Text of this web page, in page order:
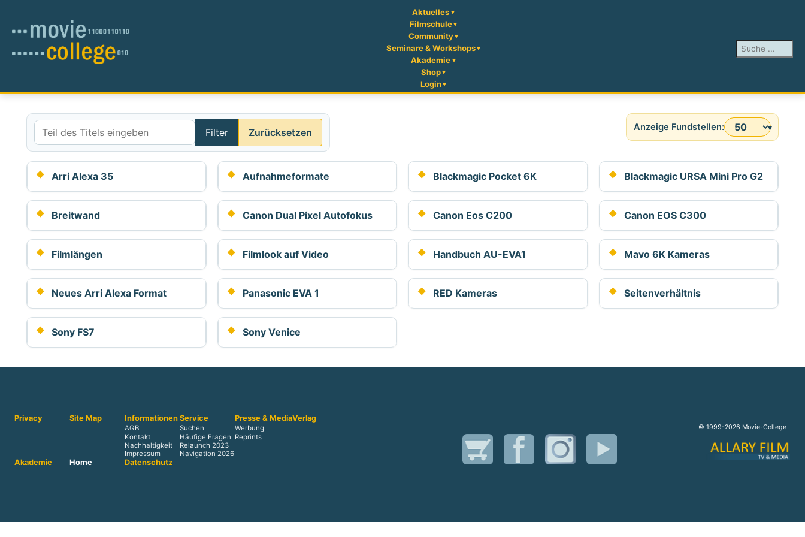
Aktuelles
Filmschule
Community
Seminare & Workshops
Akademie
Shop
Login
Suchen ...
Teil des Titels eingeben
Filter Zurücksetzen Anzeige #
Arri Alexa 35 Aufnahmeformate Blackmagic Pocket 6K Blackmagic URSA Mini Pro G2
Breitwand Canon Dual Pixel Autofokus Canon Eos C200 Canon EOS C300
Filmlängen Filmlook auf Video Handbuch AU-EVA1 Mavo 6K Kameras
Neues Arri Alexa Format Panasonic EVA 1 RED Kameras Seitenverhältnis
Sony FS7 Sony Venice
Privacy Site Map Informationen
AGB
Kontakt
Nachhaltigkeit
Impressum
Service
Suchen
Häufige Fragen
Relaunch 2023
Navigation 2026
Presse & Media
Werbung
Reprints
Verlag
Akademie Home Datenschutz
© 1999-2026 Movie-College